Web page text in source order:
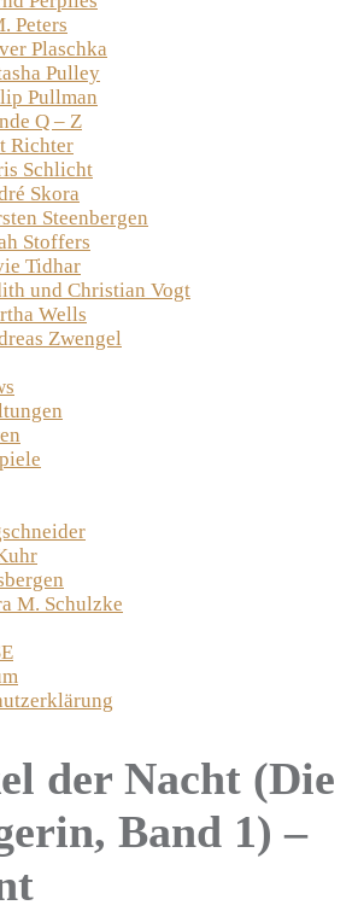
Peters
Plaschka
Pulley
Pullman
Q – Z
Richter
Schlicht
Skora
Steenbergen
Stoffers
Tidhar
und Christian Vogt
Wells
Zwengel
M. Schulzke
der Nacht (Die
Band 1) –